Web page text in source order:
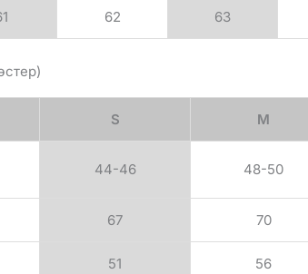
62 63
S M
44-46 48-50
67 70
51 56